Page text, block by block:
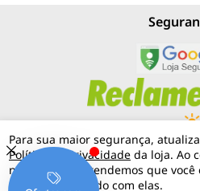
Para sua maior segurança,
Política de Privacidade da loja. Ao
navegando, entendemos que você
ciente e de acordo com elas.
PJNEBLINA - LOJA MATERIAIS
RUA MERGENTHALER, 192 VILA
57.158.057/